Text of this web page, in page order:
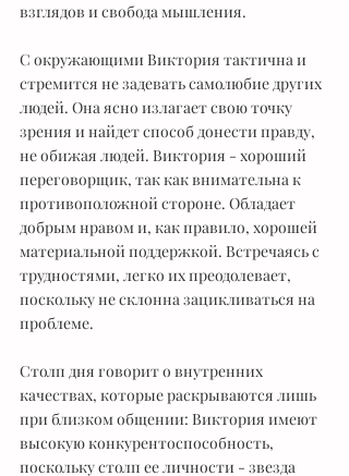
взглядов и свобода мышления.
С окружающими Виктория тактична и
стремится не задевать самолюбие других
людей. Она ясно излагает свою точку
зрения и найдет способ донести правду,
не обижая людей. Виктория - хороший
переговорщик, так как внимательна к
противоположной стороне. Обладает
добрым нравом и, как правило, хорошей
материальной поддержкой. Встречаясь с
трудностями, легко их преодолевает,
поскольку не склонна зацикливаться на
проблеме.
Столп дня говорит о внутренних
качествах, которые раскрываются лишь
при близком общении: Виктория имеют
высокую конкурентоспособность,
поскольку столп ее личности - звезда